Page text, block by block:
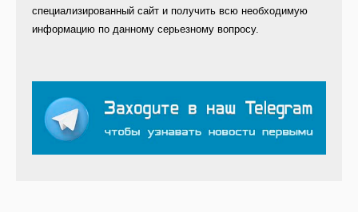
специализированный сайт и получить всю необходимую
информацию по данному серьезному вопросу.